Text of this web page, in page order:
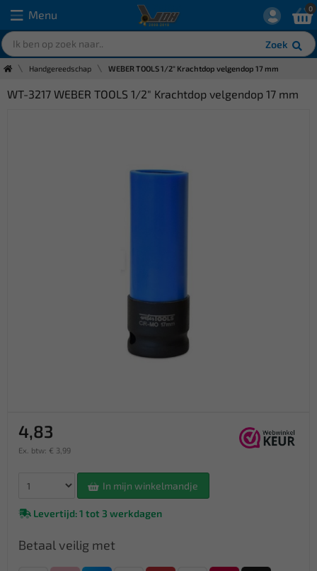
Menu
Zoek
0
Handgereedschap WEBER TOOLS 1/2" Krachtdop velgendop 17 mm
WT-3217 WEBER TOOLS 1/2" Krachtdop velgendop 17 mm
4,83
Ex. btw: € 3,99
In mijn winkelmandje
Levertijd: 1 tot 3 werkdagen
Betaal veilig met